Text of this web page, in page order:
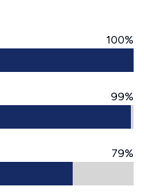
100%
99%
79%